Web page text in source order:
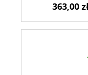
363,00